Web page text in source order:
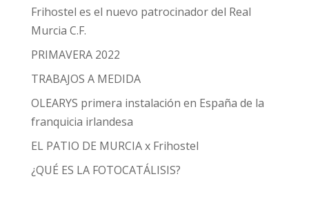
Frihostel es el nuevo patrocinador del Real
Murcia C.F.
PRIMAVERA 2022
TRABAJOS A MEDIDA
OLEARYS primera instalación en España de la
franquicia irlandesa
EL PATIO DE MURCIA x Frihostel
¿QUÉ ES LA FOTOCATÁLISIS?